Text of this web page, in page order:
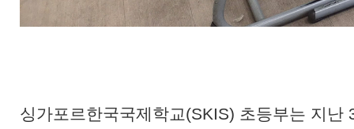
싱가포르한국국제학교(SKIS) 초등부는 지